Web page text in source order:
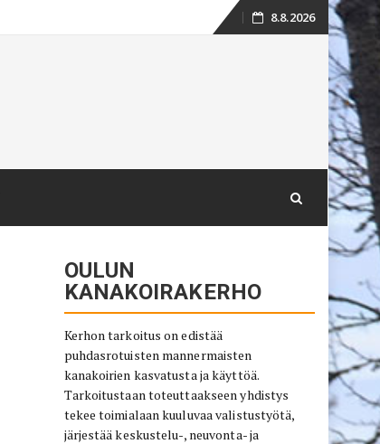
Skip
8.8.2026
OULUN
KANAKOIRAKERHO
Kerhon tarkoitus on edistää
puhdasrotuisten mannermaisten
kanakoirien kasvatusta ja käyttöä.
Tarkoitustaan toteuttaakseen yhdistys
tekee toimialaan kuuluvaa valistustyötä,
järjestää keskustelu-, neuvonta- ja